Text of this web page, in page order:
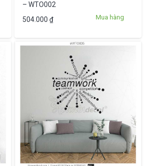
– WTO002
504.000₫ Mua hàng